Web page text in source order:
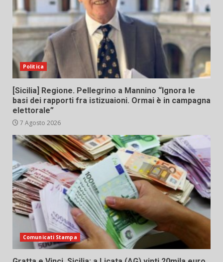
Politica
[Sicilia] Regione. Pellegrino a Mannino “Ignora le
basi dei rapporti fra istizuaioni. Ormai è in campagna
elettorale”
7 Agosto 2026
Comunicati Stampa